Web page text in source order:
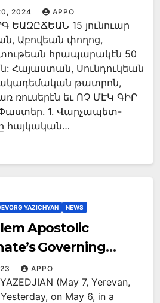
2024 APPO
ԵԱԶԸՃԵԱՆ 15 յունուար
Աբովեան փողոց,
հրապարակէն 50
Հայաստան, Սունդուկեան
թատրոն,
ռուսերէն եւ ՈՉ ՄԷԿ ԳԻՐ
1. Վարչապետ-
հայկական…
YAZICHYAN NEWS
Apostolic
Against the
Church; Is it a Sect?
APPO
(May 7, Yerevan,
on May 6, in a